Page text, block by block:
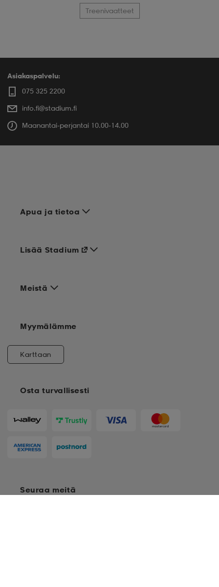
Treenivaatteet
Asiakaspalvelu:
075 325 2200
info.fi@stadium.fi
Maanantai-perjantai 10.00-14.00
Apua ja tietoa
Meistä
Osta turvallisesti
Lisää Stadium
Myymälämme
Karttaan
Seuraa meitä